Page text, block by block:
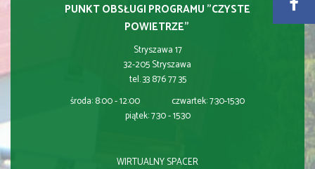
PUNKT OBSŁUGI PROGRAMU "CZYSTE
POWIETRZE"
Stryszawa 17
32-205 Stryszawa
tel. 33 876 77 35
środa: 8:00 - 12:00 czwartek: 7:30-15:30
piątek: 7:30 - 15:30
WIRTUALNY SPACER